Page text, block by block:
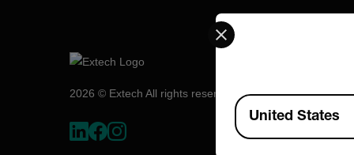
2026 © Extech All rights reserved.
Flir
Select your preferred
Available Locations
United States